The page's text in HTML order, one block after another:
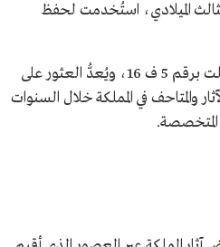
الثالث الميلادي، استُخدمت لحفظ
حُفظت زمزمية الفخار في متحف قسم الآثار بجامعة الملك سعود بالرياض، وسُجلت برقم 5 ف 16، ويُعدُّ العثور على
والمتاحف في المملكة خلال السنوات
المتخصصة.